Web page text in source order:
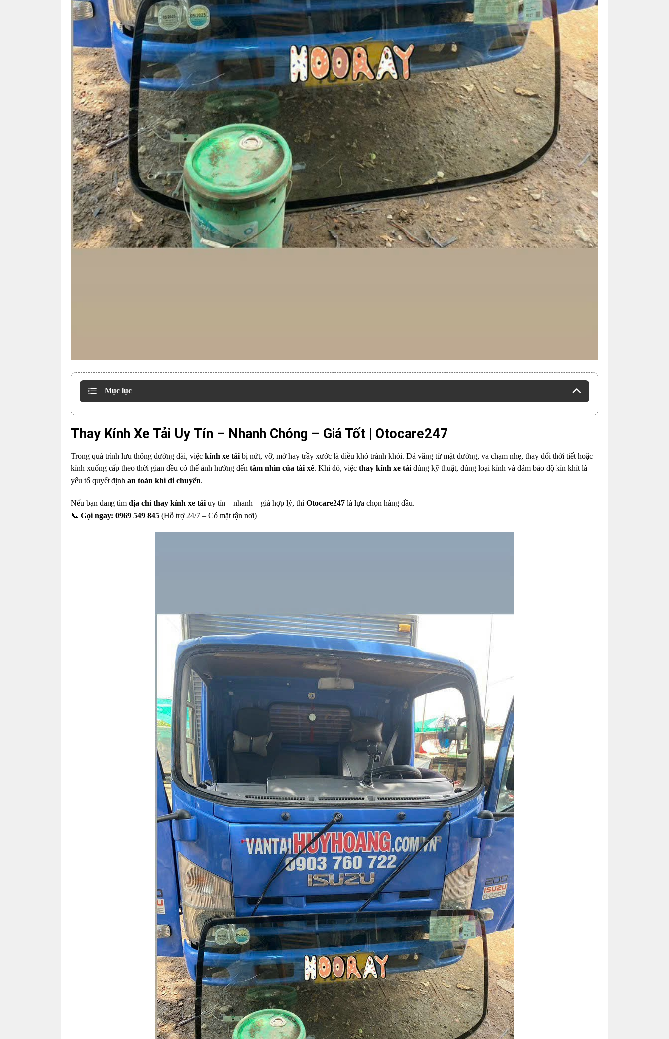
Mục lục
Thay Kính Xe Tải Uy Tín – Nhanh Chóng – Giá Tốt | Otocare247
Trong quá trình lưu thông đường dài, việc kính xe tải bị nứt, vỡ, mờ hay trầy xước là điều khó tránh khỏi. Đá văng từ mặt đường, va chạm nhẹ, thay đổi thời tiết hoặc
kính xuống cấp theo thời gian đều có thể ảnh hưởng đến tầm nhìn của tài xế. Khi đó, việc thay kính xe tải đúng kỹ thuật, đúng loại kính và đảm bảo độ kín khít là
yếu tố quyết định an toàn khi di chuyển.
Nếu bạn đang tìm địa chỉ thay kính xe tảiuy tín – nhanh – giá hợp lý, thì Otocare247 là lựa chọn hàng đầu.
📞 Gọi ngay: 0969 549 845 (Hỗ trợ 24/7 – Có mặt tận nơi)